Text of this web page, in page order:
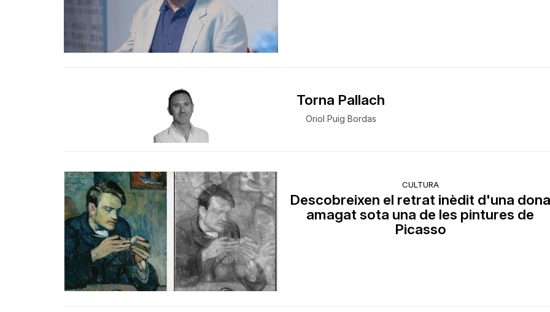
Torna Pallach
Oriol Puig Bordas
CULTURA
Descobreixen el retrat inèdit d'una
amagat sota una de les pintures de
Picasso